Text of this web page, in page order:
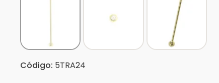
Código: 5TRA24